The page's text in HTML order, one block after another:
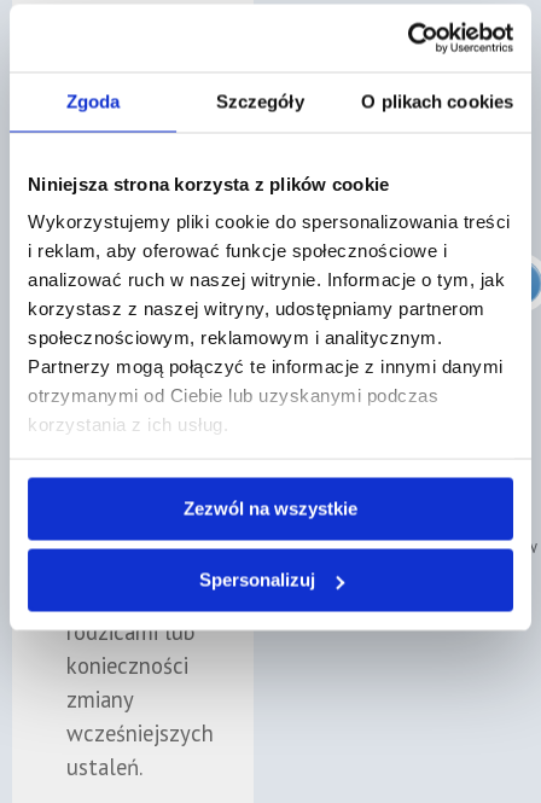
Zgoda Szczegóły O plikach cookies
Niniejsza strona korzysta z plików cookie
Wykorzystujemy pliki cookie do spersonalizowania treści
i reklam, aby oferować funkcje społecznościowe i
analizować ruch w naszej witrynie. Informacje o tym, jak
korzystasz z naszej witryny, udostępniamy partnerom
społecznościowym, reklamowym i analitycznym.
Partnerzy mogą połączyć te informacje z innymi danymi
otrzymanymi od Ciebie lub uzyskanymi podczas
korzystania z ich usług.
Zezwól na wszystkie
Spersonalizuj
aby był realny,
korzystny dla
dobra dziecka.
✓Pomoc w
sytuacjach
konfliktowych
Specjalista
sporach między
rodzicami lub
konieczności
zmiany
wcześniejszych
ustaleń.
„Bardzo dobry kontakt!
doświadczenie
Zobacz nasze oceny w
Google
Znajdź prawnika
⭐⭐⭐⭐⭐
„Bardzo sprawnie i
Poznaj naszych prawników